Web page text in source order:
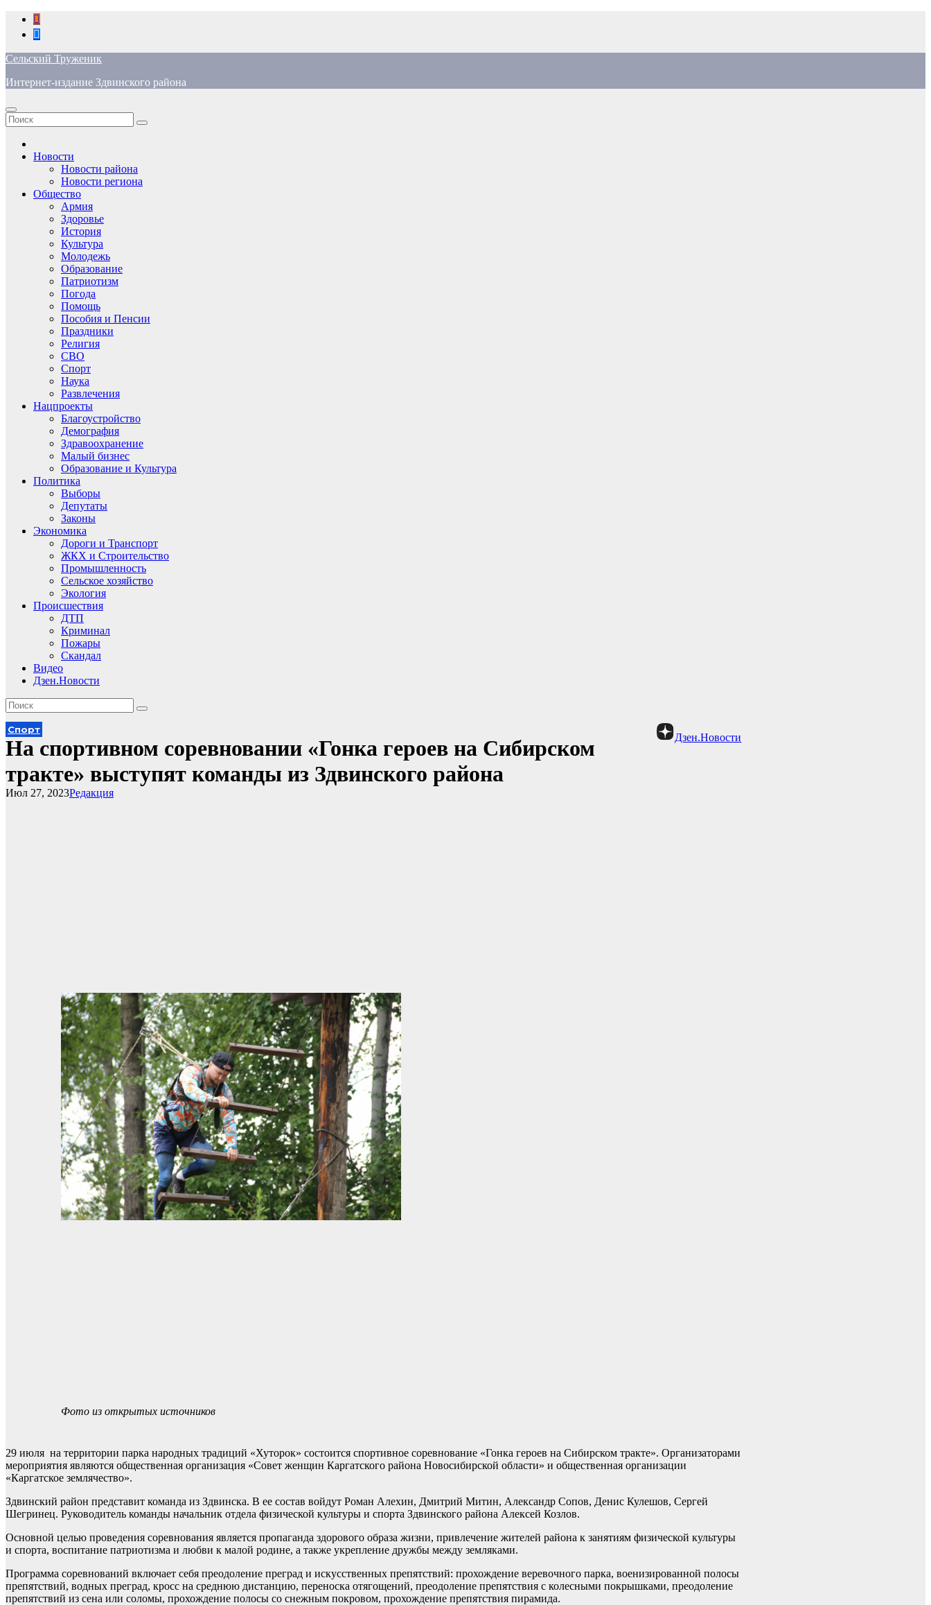
Перейти
содержимому
Сельский Труженик
Интернет-издание Здвинского района
Новости
Новости района
Новости региона
Общество
Армия
Здоровье
История
Культура
Молодежь
Образование
Патриотизм
Погода
Помощь
Пособия и Пенсии
Праздники
Религия
СВО
Спорт
Наука
Развлечения
Нацпроекты
Благоустройство
Демография
Здравоохранение
Малый бизнес
Образование и Культура
Политика
Выборы
Депутаты
Законы
Экономика
Дороги и Транспорт
ЖКХ и Строительство
Промышленность
Сельское хозяйство
Экология
Происшествия
ДТП
Криминал
Пожары
Скандал
Видео
Дзен.Новости
Дзен.Новости
Спорт
На спортивном соревновании «Гонка героев на Сибирском
тракте» выступят команды из Здвинского района
Редакция
Июл 27, 2023
Фото из открытых источников
29 июля на территории парка народных традиций «Хуторок» состоится спортивное соревнование «Гонка героев на Сибирском тракте». Организаторами
мероприятия являются общественная организация «Совет женщин Каргатского района Новосибирской области» и общественная организации
«Каргатское землячество».
Здвинский район представит команда из Здвинска. В ее состав войдут Роман Алехин, Дмитрий Митин, Александр Сопов, Денис Кулешов, Сергей
Шегринец. Руководитель команды начальник отдела физической культуры и спорта Здвинского района Алексей Козлов.
Основной целью проведения соревнования является пропаганда здорового образа жизни, привлечение жителей района к занятиям физической культуры
и спорта, воспитание патриотизма и любви к малой родине, а также укрепление дружбы между земляками.
Программа соревнований включает себя преодоление преград и искусственных препятствий: прохождение веревочного парка, военизированной полосы
препятствий, водных преград, кросс на среднюю дистанцию, переноска отягощений, преодоление препятствия с колесными покрышками, преодоление
препятствий из сена или соломы, прохождение полосы со снежным покровом, прохождение препятствия пирамида.